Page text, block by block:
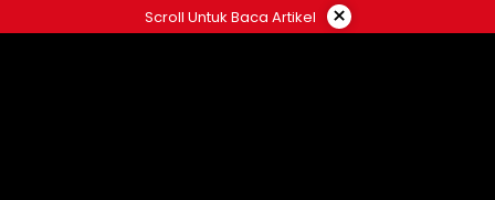
ke
Scroll Untuk Baca Artikel ×